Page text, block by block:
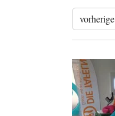
vorherige